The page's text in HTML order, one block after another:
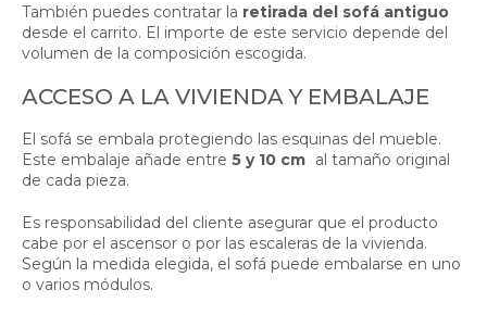
También puedes contratar la retirada del sofá antiguo
desde el carrito. El importe de este servicio depende del
volumen de la composición escogida.
ACCESO A LA VIVIENDA Y EMBALAJE
El sofá se embala protegiendo las esquinas del mueble.
Este embalaje añade entre 5 y 10 cm al tamaño original
de cada pieza.
Es responsabilidad del cliente asegurar que el producto
cabe por el ascensor o por las escaleras de la vivienda.
Según la medida elegida, el sofá puede embalarse en uno
o varios módulos.